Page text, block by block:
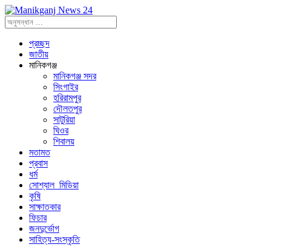
প্রচ্ছদ
জাতীয়
মানিকগঞ্জ
মানিকগঞ্জ সদর
সিংগাইর
হরিরামপুর
দৌলতপুর
সাটুরিয়া
ঘিওর
শিবালয়
মতামত
প্রবাস
ধর্ম
সোশ্যাল_মিডিয়া
কৃষি
সাক্ষাতকার
ফিচার
জনদুর্ভোগ
সাহিত্য-সংস্কৃতি